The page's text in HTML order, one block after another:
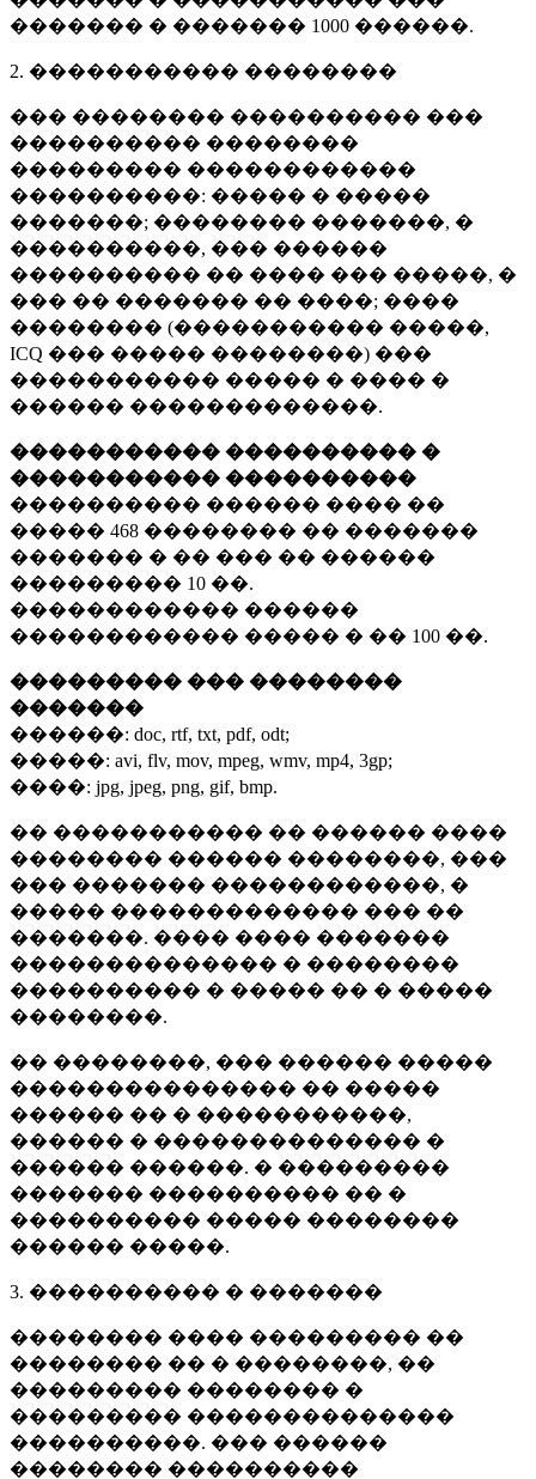
������� � ������� 1000 ������.
2. ����������� ��������
��� �������� ���������� ���
���������� ��������
��������� ������������
����������: ����� � �����
�������; �������� �������, �
����������, ��� ������
���������� �� ���� ��� �����, �
��� �� ������� �� ����; ����
�������� (����������� �����,
ICQ ��� ����� ��������) ���
����������� ����� � ���� �
������ �������������.
����������� ���������� �
����������� ����������
���������� ������ ���� ��
����� 468 �������� �� �������
������� � �� ��� �� ������
��������� 10 ��.
������������ ������
������������ ����� � �� 100 ��.
��������� ��� ��������
�������
������: doc, rtf, txt, pdf, odt;
�����: avi, flv, mov, mpeg, wmv, mp4, 3gp;
����: jpg, jpeg, png, gif, bmp.
�� ����������� �� ������ ����
�������� ������ ��������, ���
��� ������� ������������, �
����� ������������� ��� ��
�������. ���� ���� �������
�������������� � ��������
���������� � ����� �� � �����
��������.
�� ��������, ��� ������ �����
��������������� �� �����
������ �� � �����������,
������ � �������������� �
������ ������. � ���������
������� ���������� �� �
���������� ����� ��������
������ �����.
3. ���������� � �������
�������� ���� ��������� ��
�������� �� � ��������, ��
��������� �������� �
��������� ��������������
����������. ��� ������
�������� ����������